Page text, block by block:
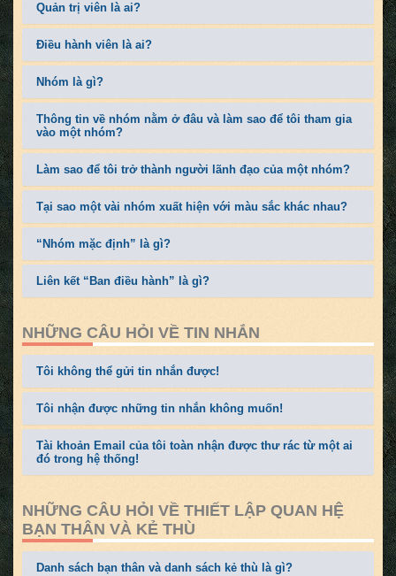
Quản trị viên là ai?
Điều hành viên là ai?
Nhóm là gì?
Thông tin về nhóm nằm ở đâu và làm sao để tôi tham gia
vào một nhóm?
Làm sao để tôi trở thành người lãnh đạo của một nhóm?
Tại sao một vài nhóm xuất hiện với màu sắc khác nhau?
“Nhóm mặc định” là gì?
Liên kết “Ban điều hành” là gì?
NHỮNG CÂU HỎI VỀ TIN NHẮN
Tôi không thể gửi tin nhắn được!
Tôi nhận được những tin nhắn không muốn!
Tài khoản Email của tôi toàn nhận được thư rác từ một ai
đó trong hệ thống!
NHỮNG CÂU HỎI VỀ THIẾT LẬP QUAN HỆ
BẠN THÂN VÀ KẺ THÙ
Danh sách bạn thân và danh sách kẻ thù là gì?